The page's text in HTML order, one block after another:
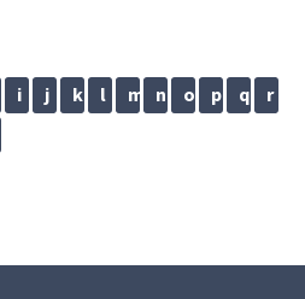
i j k l m n o p q
r